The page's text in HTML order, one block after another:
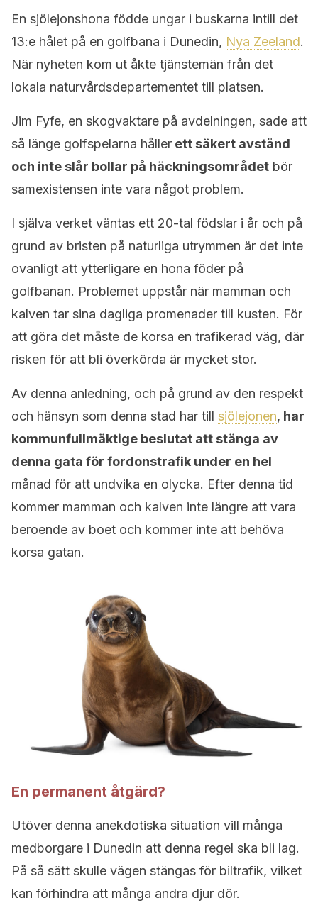
En sjölejonshona födde ungar i buskarna intill det
13:e hålet på en golfbana i Dunedin, Nya Zeeland.
När nyheten kom ut åkte tjänstemän från det
lokala naturvårdsdepartementet till platsen.
Jim Fyfe, en skogvaktare på avdelningen, sade att
så länge golfspelarna håller ett säkert avstånd
och inte slår bollar på häckningsområdet bör
samexistensen inte vara något problem.
I själva verket väntas ett 20-tal födslar i år och på
grund av bristen på naturliga utrymmen är det inte
ovanligt att ytterligare en hona föder på
golfbanan. Problemet uppstår när mamman och
kalven tar sina dagliga promenader till kusten. För
att göra det måste de korsa en trafikerad väg, där
risken för att bli överkörda är mycket stor.
Av denna anledning, och på grund av den respekt
och hänsyn som denna stad har till sjölejonen, har
kommunfullmäktige beslutat att stänga av
denna gata för fordonstrafik under en hel
månad för att undvika en olycka. Efter denna tid
kommer mamman och kalven inte längre att vara
beroende av boet och kommer inte att behöva
korsa gatan.
En permanent åtgärd?
Utöver denna anekdotiska situation vill många
medborgare i Dunedin att denna regel ska bli lag.
På så sätt skulle vägen stängas för biltrafik, vilket
kan förhindra att många andra djur dör.